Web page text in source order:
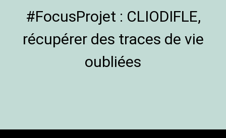
#FocusProjet : CLIODIFLE,
récupérer des traces de vie
oubliées